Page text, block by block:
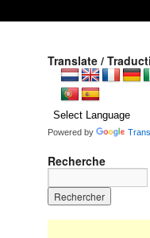
Translate /
Powered by
Recherche